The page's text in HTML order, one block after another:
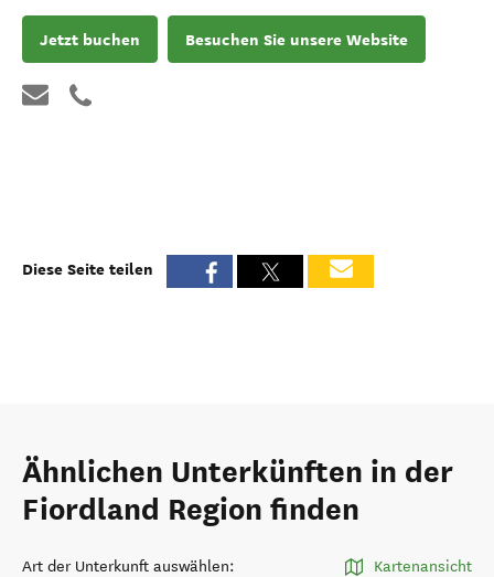
Jetzt buchen Besuchen Sie unsere Website
Diese Seite teilen
Ähnlichen Unterkünften in der
Fiordland Region finden
Art der Unterkunft auswählen: Kartenansicht